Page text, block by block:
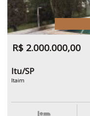
R$ 2.000.000,00
Itu/SP
Itaim